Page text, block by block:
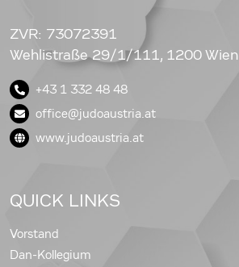
ZVR: 73072391
Wehlistraße 29/1/111, 1200 Wien
+43 1 332 48 48
office@judoaustria.at
www.judoaustria.at
QUICK LINKS
Vorstand
Dan-Kollegium